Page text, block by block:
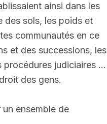
ainsi dans les
des sols, les poids et
communautés en ce
et des successions, les
procédures judiciaires …
des gens.
ensemble de